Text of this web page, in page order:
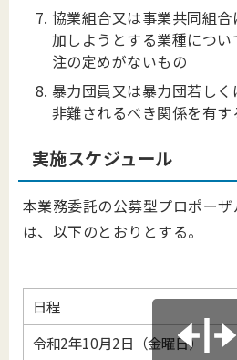
協業組合又は事業共同組
加しようとする業種につ
注の定めがないもの
暴力団員又は暴力団若し
非難されるべき関係を有す
実施スケジュール
本業務委託の公募型プロポー
は、以下のとおりとする。
日程
令和2年10月2日（金曜日）